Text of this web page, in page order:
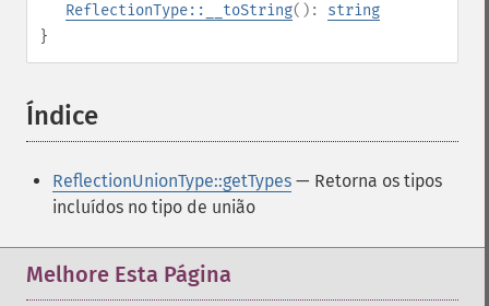
ReflectionType::__toString(): string
}
Índice
ReflectionUnionType::getTypes — Retorna os tipos
incluídos no tipo de união
Melhore Esta Página